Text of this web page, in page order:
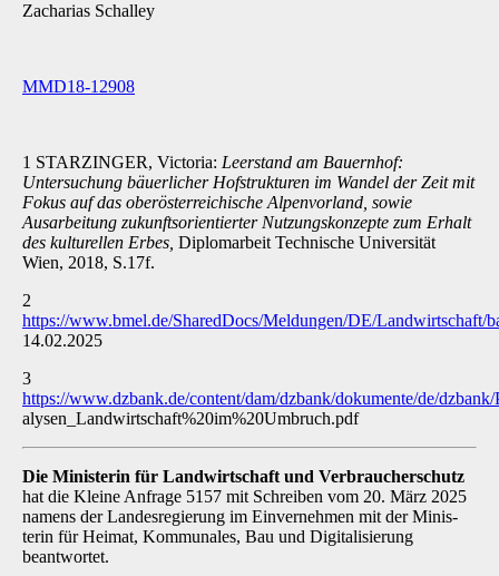
Zacharias Schalley
MMD18-12908
1 STARZINGER, Victoria: Leerstand am Bauernhof:
Untersuchung bäuerlicher Hofstrukturen im Wandel der Zeit mit
Fokus auf das oberösterreichische Alpenvorland, sowie
Ausarbeitung zukunftsorientierter Nutzungskonzepte zum Erhalt
des kulturellen Erbes, Diplomarbeit Technische Universität
Wien, 2018, S.17f.
2
https://www.bmel.de/SharedDocs/Meldungen/DE/Landwirtschaft/
14.02.2025
3
https://www.dzbank.de/content/dam/dzbank/dokumente/de/
alysen_Landwirtschaft%20im%20Umbruch.pdf
Die Ministerin für Landwirtschaft und Verbraucherschutz
hat die Kleine Anfrage 5157 mit Schreiben vom 20. März 2025
namens der Landesregierung im Einvernehmen mit der Minis­
terin für Heimat, Kommunales, Bau und Digitalisierung
beantwortet.